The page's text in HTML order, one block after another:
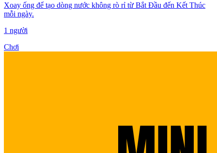
Xoay ống để tạo dòng nước không rò rỉ từ Bắt Đầu đến Kết Thúc
mỗi ngày.
1 người
Chơi